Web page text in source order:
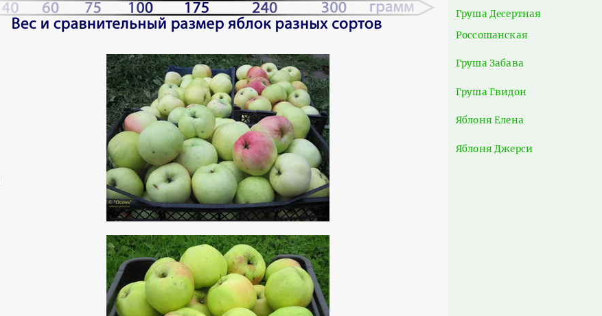
Груша Десертная
Россошанская
Груша Забава
Груша Гвидон
Яблоня Елена
Яблоня Джерси